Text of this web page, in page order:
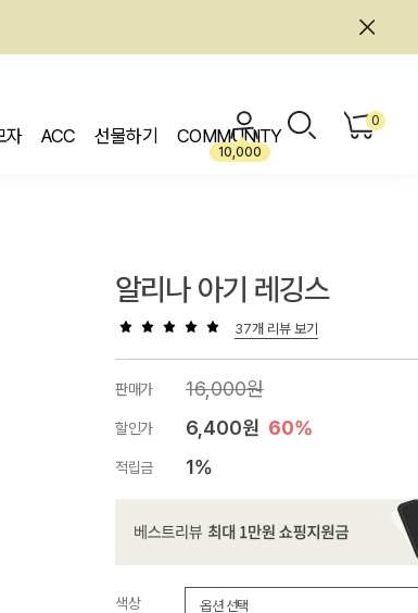
자 ACC 선물하기 COMMUNITY
10,000
0
알리나 아기 레깅스
37개 리뷰 보기
판매가 16,000원
할인가 6,400원 60%
적립금 1%
색상